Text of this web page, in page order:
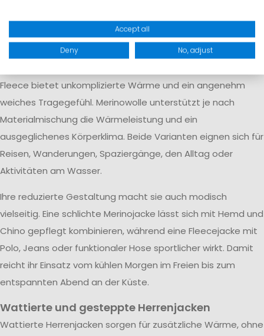
Außenjacke tragen. Unter einer Softshell-, Regen- oder
Winterjacke übernehmen sie die Funktion einer isolierenden
Fleece bietet unkomplizierte Wärme und ein angenehm
weiches Tragegefühl. Merinowolle unterstützt je nach
Materialmischung die Wärmeleistung und ein
ausgeglichenes Körperklima. Beide Varianten eignen sich für
Reisen, Wanderungen, Spaziergänge, den Alltag oder
Aktivitäten am Wasser.
Ihre reduzierte Gestaltung macht sie auch modisch
vielseitig. Eine schlichte Merinojacke lässt sich mit Hemd und
Chino gepflegt kombinieren, während eine Fleecejacke mit
Polo, Jeans oder funktionaler Hose sportlicher wirkt. Damit
reicht ihr Einsatz vom kühlen Morgen im Freien bis zum
entspannten Abend an der Küste.
Wattierte und gesteppte Herrenjacken
Wattierte Herrenjacken sorgen für zusätzliche Wärme, ohne
Accept all
Deny No, adjust